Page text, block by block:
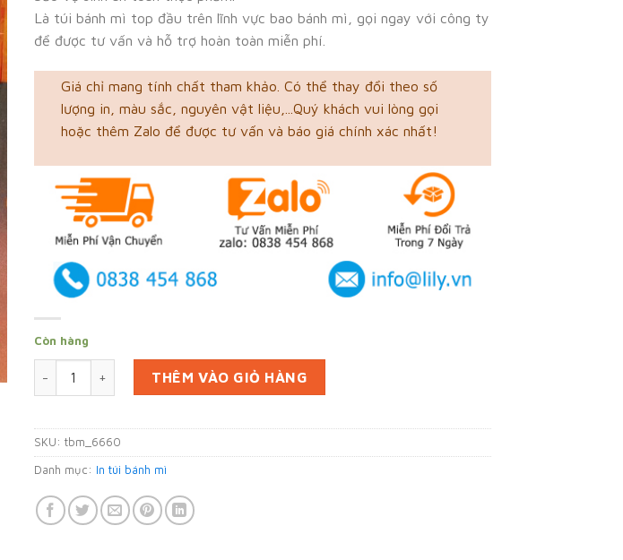
Là túi bánh mì top đầu trên lĩnh vực bao bánh mì, gọi ngay với công ty
để được tư vấn và hỗ trợ hoàn toàn miễn phí.
Giá chỉ mang tính chất tham khảo. Có thể thay đổi theo số
lượng in, màu sắc, nguyên vật liệu,...Quý khách vui lòng gọi
hoặc thêm Zalo để được tư vấn và báo giá chính xác nhất!
Còn hàng
In 10000 túi giấy bánh mì tại Bình Dương (mã tbm_6660) giấy MG đẹp và chất lượng số
THÊM VÀO GIỎ HÀNG
SKU: tbm_6660
Danh mục: In túi bánh mì